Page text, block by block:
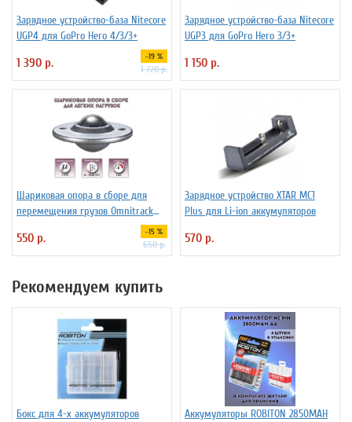
Зарядное устройство-база Nitecore
UGP4 для GoPro Hero 4/3/3+
1 390 р. -19 %
1 720 р.
Зарядное устройство-база Nitecore
UGP3 для GoPro Hero 3/3+
1 150 р.
Шариковая опора в сборе для
перемещения грузов Omnitrack
550 р. -15 %
650 р.
Зарядное устройство XTAR MC1
Plus для Li-ion аккумуляторов
570 р.
Рекомендуем купить
Бокс для 4-х аккумуляторов
Аккумуляторы ROBITON 2850MAH